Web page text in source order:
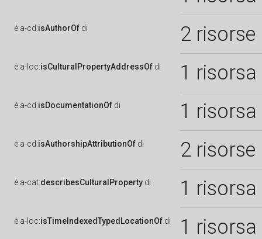
è a-cd:isAuthorOf di 2 risorse
è a-loc:isCulturalPropertyAddressOf di 1 risorsa
è a-cd:isDocumentationOf di 1 risorsa
è a-cd:isAuthorshipAttributionOf di 2 risorse
è a-cat:describesCulturalProperty di 1 risorsa
è a-loc:isTimeIndexedTypedLocationOf di 1 risorsa